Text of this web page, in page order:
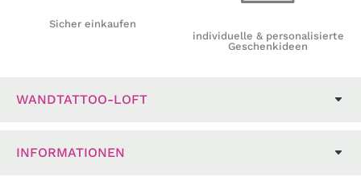
Sicher einkaufen
individuelle & personalisierte
Geschenkideen
WANDTATTOO-LOFT
INFORMATIONEN